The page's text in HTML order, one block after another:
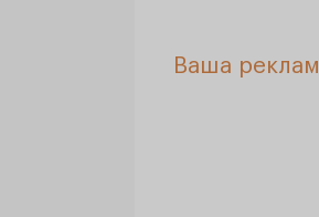
Ваша